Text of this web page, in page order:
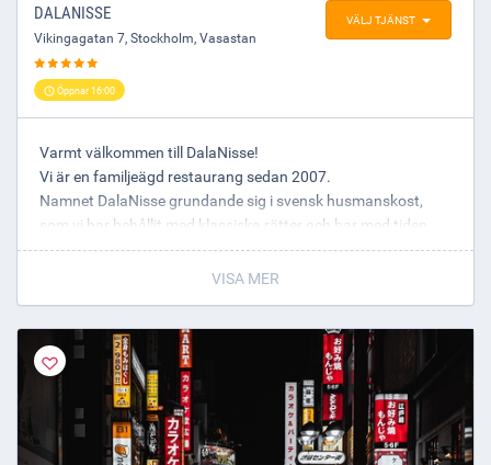
VÄLJ TJÄNST
DALANISSE
Vikingagatan 7, Stockholm, Vasastan
Öppnar 16:00
Varmt välkommen till DalaNisse!
Vi är en familjeägd restaurang sedan 2007.
Namnet DalaNisse grundande sig i svensk husmanskost,
som vi har behållit med klassiska rätter och har med tiden
utvecklat moderna rätter med spännande ingredienser.
Vi är ett ambitiöst team som är passionerade över god mat,
sällskap.
Hjärtligt välkomna in!
VISA MER